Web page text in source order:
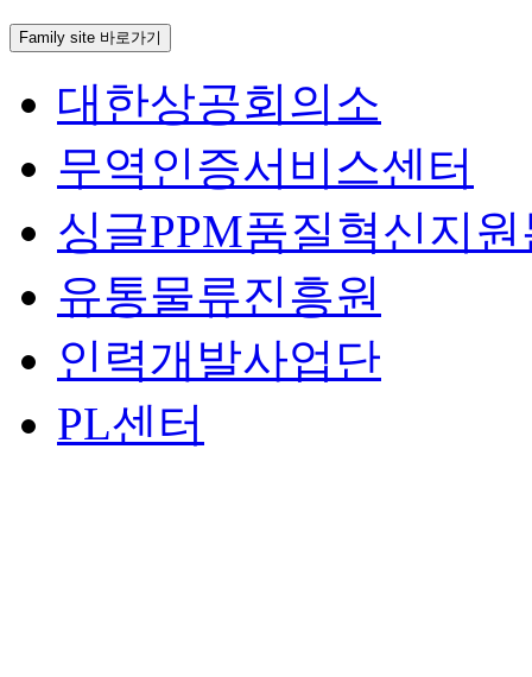
Family site 바로가기
대한상공회의소
무역인증서비스센터
싱글PPM품질혁신지
유통물류진흥원
인력개발사업단
PL센터